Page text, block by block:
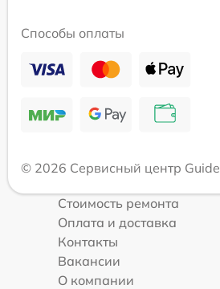
Способы оплаты
© 2026 Сервисный центр Guide
Стоимость ремонта
Оплата и доставка
Контакты
Вакансии
О компании